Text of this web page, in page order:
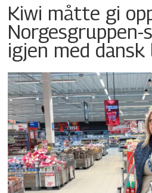
Kiwi måtte gi
Norgesgruppen-
igjen med dansk